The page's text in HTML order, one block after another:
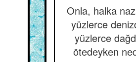
Onla, halka
yüzlerce
yüzlerce
ötedeyken